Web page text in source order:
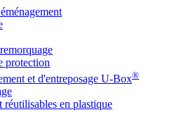
protection
et d'entreposage U-Box®
réutilisables en plastique